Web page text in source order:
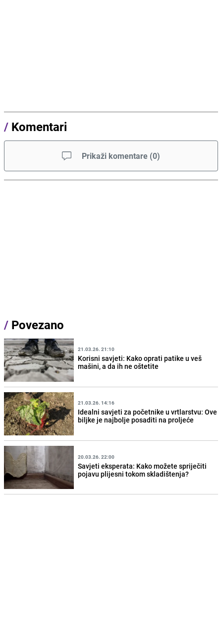
/ Komentari
Prikaži komentare (0)
/ Povezano
21.03.26. 21:10
Korisni savjeti: Kako oprati patike u veš
mašini, a da ih ne oštetite
21.03.26. 14:16
Idealni savjeti za početnike u vrtlarstvu: Ove
biljke je najbolje posaditi na proljeće
20.03.26. 22:00
Savjeti eksperata: Kako možete spriječiti
pojavu plijesni tokom skladištenja?